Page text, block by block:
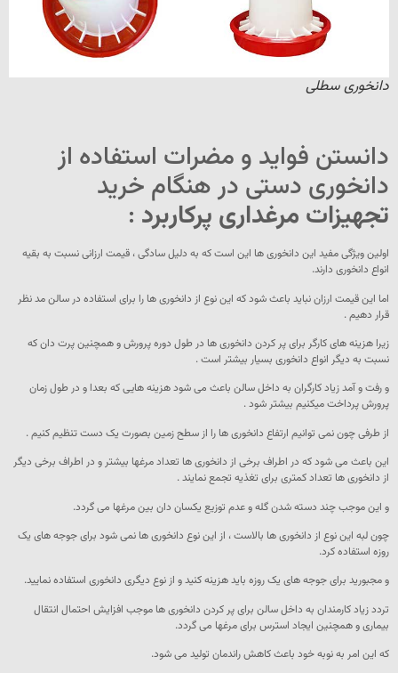
دانخوری سطلی
دانستن فواید و مضرات استفاده از
دانخوری دستی در هنگام خرید
تجهیزات مرغداری پرکاربرد :
اولین ویژگی مفید این دانخوری ها این است که به دلیل سادگی ، قیمت ارزانی نسبت به بقیه
انواع دانخوری دارند.
اما این قیمت ارزان نباید باعث شود که این نوع از دانخوری ها را برای استفاده در سالن مد نظر
قرار دهیم .
زیرا هزینه های کارگر برای پر کردن دانخوری ها در طول دوره پرورش و همچنین پرت دان که
نسبت به دیگر انواع دانخوری بسیار بیشتر است .
و رفت و آمد زیاد کارگران به داخل سالن باعث می شود هزینه هایی که بعدا و در طول زمان
پرورش پرداخت میکنیم بیشتر شود .
از طرفی چون نمی توانیم ارتفاع دانخوری ها را از سطح زمین بصورت یک دست تنظیم کنیم .
این باعث می شود که در اطراف برخی از دانخوری ها تعداد مرغها بیشتر و در اطراف برخی دیگر
از دانخوری ها تعداد کمتری برای تغذیه تجمع نمایند .
و این موجب چند دسته شدن گله و عدم توزیع یکسان دان بین مرغها می گردد.
چون لبه این نوع از دانخوری ها بالاست ، از این نوع دانخوری ها نمی شود برای جوجه های یک
روزه استفاده کرد.
و مجبورید برای جوجه های یک روزه باید هزینه کنید و از نوع دیگری دانخوری استفاده نمایید.
تردد زیاد کارمندان به داخل سالن برای پر کردن دانخوری ها موجب افزایش احتمال انتقال
بیماری و همچنین ایجاد استرس برای مرغها می گردد.
که این امر به نوبه خود باعث کاهش راندمان تولید می شود.